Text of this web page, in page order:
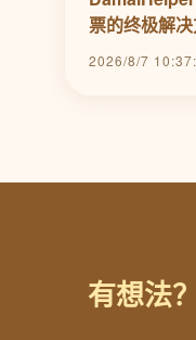
票的终极解
2026/8/7
有想法